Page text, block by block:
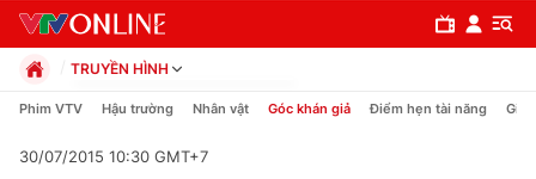
TRUYỀN HÌNH
Chính trị
Pháp luật
Phim VTV Hậu trường Nhân vật Góc khán giả Điểm hẹn tài năng Giải
30/07/2015 10:30 GMT+7